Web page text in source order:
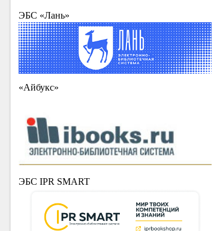
ЭБС «Лань»
«Айбукс»
ЭБС IPR SMART